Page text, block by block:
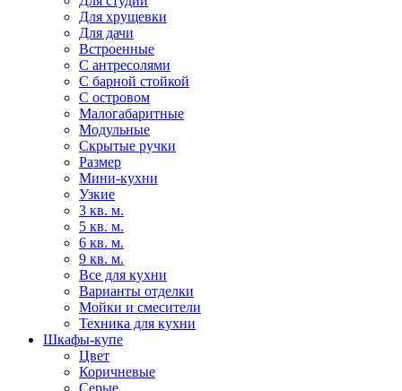
Для хрущевки
Для дачи
Встроенные
С антресолями
С барной стойкой
С островом
Малогабаритные
Модульные
Скрытые ручки
Размер
Мини-кухни
Узкие
3 кв. м.
5 кв. м.
6 кв. м.
9 кв. м.
Все для кухни
Варианты отделки
Мойки и смесители
Техника для кухни
Шкафы-купе
Цвет
Коричневые
Серые